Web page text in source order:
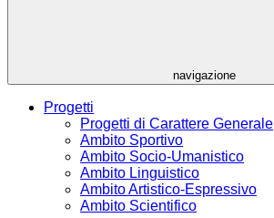
navigazione
Progetti
Progetti di Carattere Generale
Ambito Sportivo
Ambito Socio-Umanistico
Ambito Linguistico
Ambito Artistico-Espressivo
Ambito Scientifico